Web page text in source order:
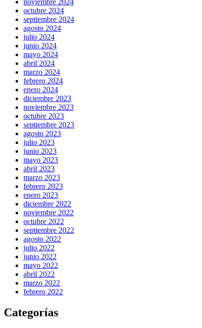
noviembre 2024
octubre 2024
septiembre 2024
agosto 2024
julio 2024
junio 2024
mayo 2024
abril 2024
marzo 2024
febrero 2024
enero 2024
diciembre 2023
noviembre 2023
octubre 2023
septiembre 2023
agosto 2023
julio 2023
junio 2023
mayo 2023
abril 2023
marzo 2023
febrero 2023
enero 2023
diciembre 2022
noviembre 2022
octubre 2022
septiembre 2022
agosto 2022
julio 2022
junio 2022
mayo 2022
abril 2022
marzo 2022
febrero 2022
Categorías